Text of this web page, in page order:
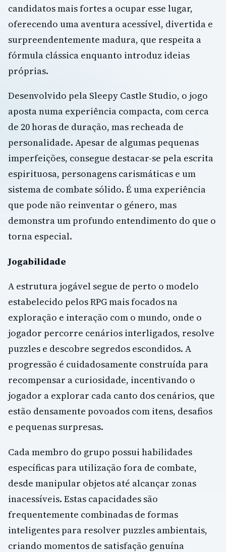
candidatos mais fortes a ocupar esse lugar,
oferecendo uma aventura acessível, divertida e
surpreendentemente madura, que respeita a
fórmula clássica enquanto introduz ideias
próprias.
Desenvolvido pela Sleepy Castle Studio, o jogo
aposta numa experiência compacta, com cerca
de 20 horas de duração, mas recheada de
personalidade. Apesar de algumas pequenas
imperfeições, consegue destacar-se pela escrita
espirituosa, personagens carismáticas e um
sistema de combate sólido. É uma experiência
que pode não reinventar o género, mas
demonstra um profundo entendimento do que o
torna especial.
Jogabilidade
A estrutura jogável segue de perto o modelo
estabelecido pelos RPG mais focados na
exploração e interação com o mundo, onde o
jogador percorre cenários interligados, resolve
puzzles e descobre segredos escondidos. A
progressão é cuidadosamente construída para
recompensar a curiosidade, incentivando o
jogador a explorar cada canto dos cenários, que
estão densamente povoados com itens, desafios
e pequenas surpresas.
Cada membro do grupo possui habilidades
específicas para utilização fora de combate,
desde manipular objetos até alcançar zonas
inacessíveis. Estas capacidades são
frequentemente combinadas de formas
inteligentes para resolver puzzles ambientais,
criando momentos de satisfação genuína